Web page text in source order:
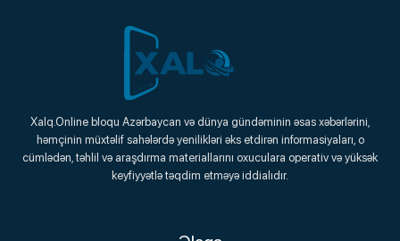
Xalq.Online
Onlayn Platforma
Xalq.Online bloqu Azərbaycan və dünya gündəminin əsas xəbərlərini,
həmçinin müxtəlif sahələrdə yenilikləri əks etdirən informasiyaları, o
cümlədən, təhlil və araşdırma materiallarını oxuculara operativ və yüksək
keyfiyyətlə təqdim etməyə iddialıdır.